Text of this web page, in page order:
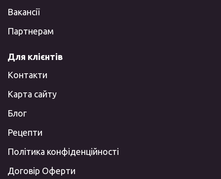
Вакансії
Партнерам
Для клієнтів
Контакти
Карта сайту
Блог
Рецепти
Політика конфіденційності
Договір Оферти